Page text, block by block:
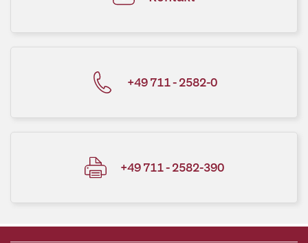
+49 711 - 2582-0
+49 711 - 2582-390